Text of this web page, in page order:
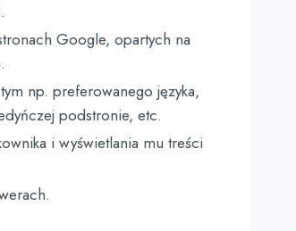
Google, opartych na
np. preferowanego języka,
podstronie, etc.
i wyświetlania mu treści